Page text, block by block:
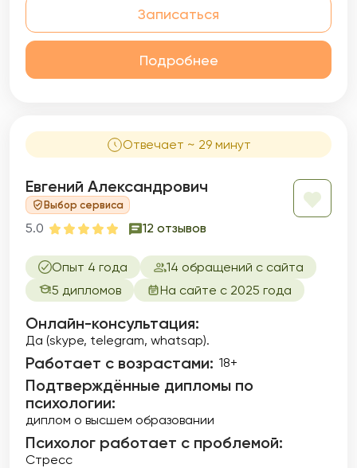
Записаться
Подробнее
Отвечает ~ 29 минут
Евгений Александрович
Выбор сервиса
5.0 12 отзывов
Опыт 4 года
14 обращений с сайта
5 дипломов
На сайте с 2025 года
Онлайн-консультация:
Да (skype, telegram, whatsap).
Работает с возрастами: 18+
Подтверждённые дипломы по
психологии:
диплом о высшем образовании
Психолог работает с проблемой:
Стресс